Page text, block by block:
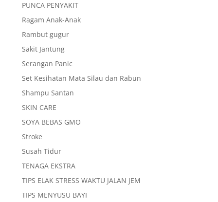
PUNCA PENYAKIT
Ragam Anak-Anak
Rambut gugur
Sakit Jantung
Serangan Panic
Set Kesihatan Mata Silau dan Rabun
Shampu Santan
SKIN CARE
SOYA BEBAS GMO
Stroke
Susah Tidur
TENAGA EKSTRA
TIPS ELAK STRESS WAKTU JALAN JEM
TIPS MENYUSU BAYI